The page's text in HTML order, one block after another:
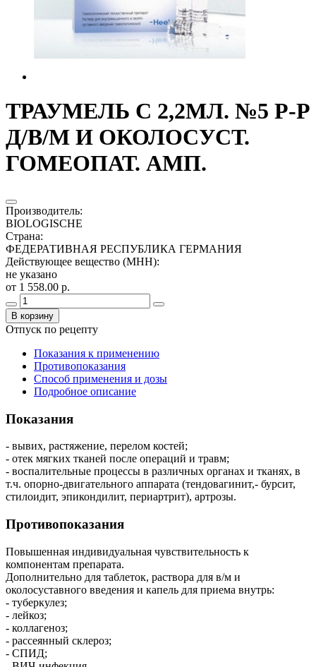
ТРАУМЕЛЬ С 2,2МЛ. №5 Р-Р
Д/В/М И ОКОЛОСУСТ.
ГОМЕОПАТ. АМП.
Производитель:
BIOLOGISCHE
Страна:
ФЕДЕРАТИВНАЯ РЕСПУБЛИКА ГЕРМАНИЯ
Действующее вещество (МНН):
не указано
от 1 558.00 р.
В корзину
Отпуск по рецепту
Показания к применению
Противопоказания
Способ применения и дозы
Подробное описание
Показания
- вывих, растяжение, перелом костей;
- отек мягких тканей после операций и травм;
- воспалительные процессы в различных органах и тканях, в
т.ч. опорно-двигательного аппарата (тендовагинит,- бурсит,
стилоидит, эпикондилит, периартрит), артрозы.
Противопоказания
Повышенная индивидуальная чувствительность к
компонентам препарата.
Дополнительно для таблеток, раствора для в/м и
околосуставного введения и капель для приема внутрь:
- туберкулез;
- лейкоз;
- коллагеноз;
- рассеянный склероз;
- СПИД;